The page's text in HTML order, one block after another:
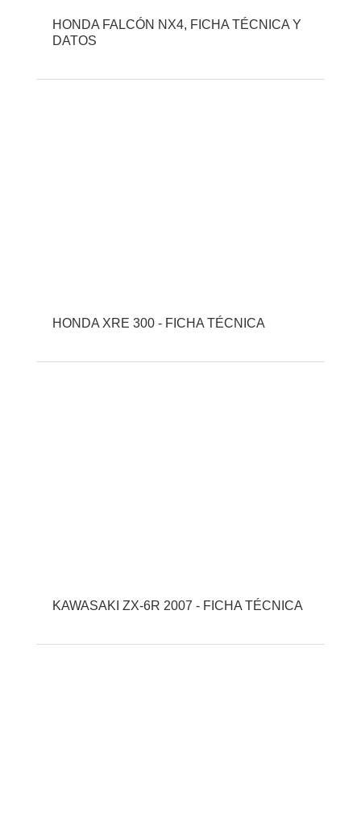
HONDA FALCÓN NX4, FICHA TÉCNICA Y
DATOS
HONDA XRE 300 - FICHA TÉCNICA
KAWASAKI ZX-6R 2007 - FICHA TÉCNICA